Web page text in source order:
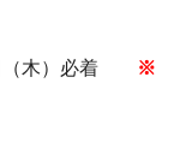
（木）必着
※